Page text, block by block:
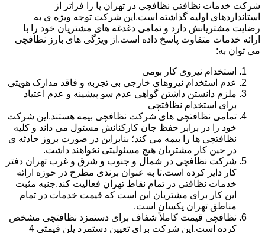
شرکت خدمات نظافتی نظافچی در تهران پا را فراتر از
استانداردهای اولیه گذاشته است.این شرکت توجه ویژه ی به
رضایت مشتریانش دارد و تمامی دغدغه های مشتریان خود را با
ارائه خدمات متفاوت پاسخ داده است.از ویژگی های بارز نظافچی
می توان به:
استخدام نیروی کار بومی
عدم استخدام نیروهای خارجی بی تجربه و فاقد مدارک هویتی
ملزم دانستن داشتن گواهی عدم سو پیشینه و عدم اعتیاد
برای استخدام نظافتچی
تمامی نظافتچی های شرکت نظافچی بیمه هستند.این شرکت
خود را در برابر حفظ جان کارکنانش مسئول می داند و کلیه
نظافتچی ها را بیمه می کند؛ بنابراین در صورت بروز حادثه ی
در حین کار مشتریان هیچ مسئولیتی نخواهند داشت.
شرکت نظافچی در شمال و جنوب و شرق و غرب تهران دفتر
کار دایر کرده است.تا به عنوان برندی مطرح در حوزه ارائه
خدمات نظافتی در تمام نقاط تهران فعالیت کند.جنبه مثبت
این کار برای مشتریان این است که قیمت خدمات در تمام
مناطق تهران یکسان است.
نظافچی قیمت کاملاً شفاف برای دستمزد نظافتچی مشخص
کرده است.این شرکت برای تعیین دستمزد پلن قیمتی 4